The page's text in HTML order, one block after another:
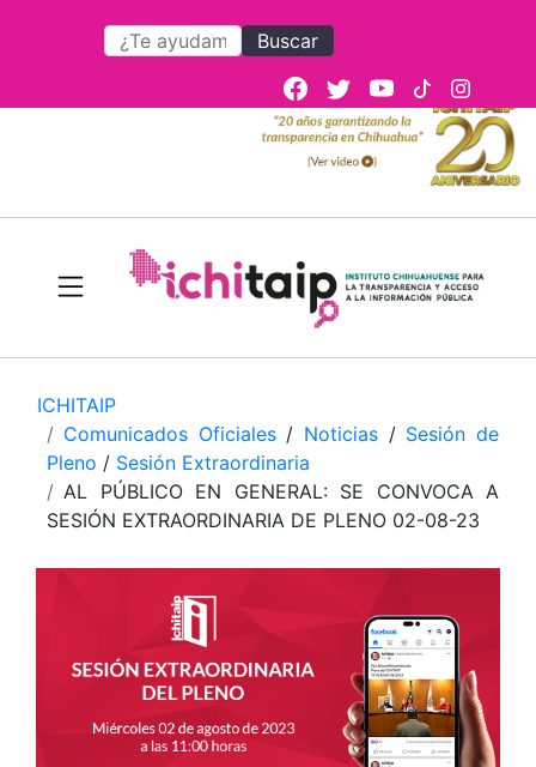
Buscar
ICHITAIP
Comunicados Oficiales/ Noticias / Sesión de
Pleno / Sesión Extraordinaria
AL PÚBLICO EN GENERAL: SE CONVOCA A
SESIÓN EXTRAORDINARIA DE PLENO 02-08-23